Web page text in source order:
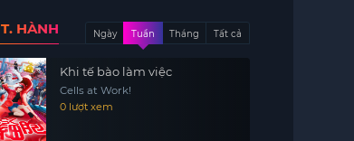
T. HÀNH Ngày Tuần Tháng Tất cả
Khi tế bào làm việc
Cells at Work!
0 lượt xem